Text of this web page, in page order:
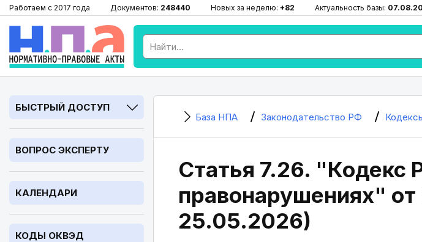
Работаем с 2017 года Документов: 248440 Новых за неделю: +82 Актуальность базы:
БЫСТРЫЙ ДОСТУП
ВОПРОС ЭКСПЕРТУ
КАЛЕНДАРИ
КОДЫ ОКВЭД
База НПА Законодательство РФ
Статья 7.26. "Кодекс
правонарушениях"
25.05.2026)